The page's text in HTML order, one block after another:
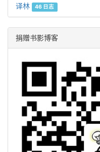
译林 46 日志
捐赠书影博客